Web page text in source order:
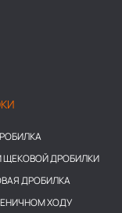
ЩЕКОВОЙ ДРОБИЛКИ
ДРОБИЛКА
ХОДУ